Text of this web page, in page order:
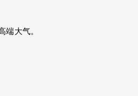
端大气。